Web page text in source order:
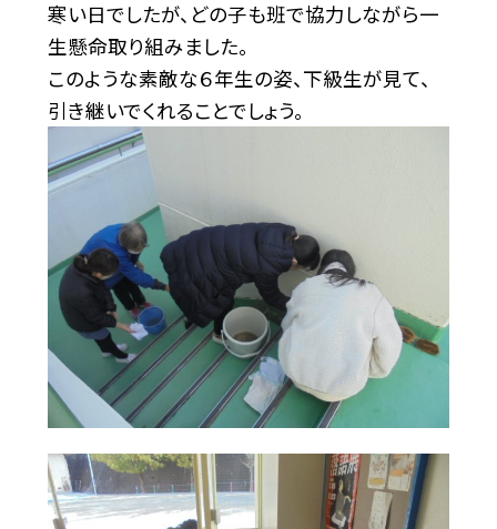
寒い日でしたが、どの子も班で協力しながら一
生懸命取り組みました。
このような素敵な６年生の姿、下級生が見て、
引き継いでくれることでしょう。